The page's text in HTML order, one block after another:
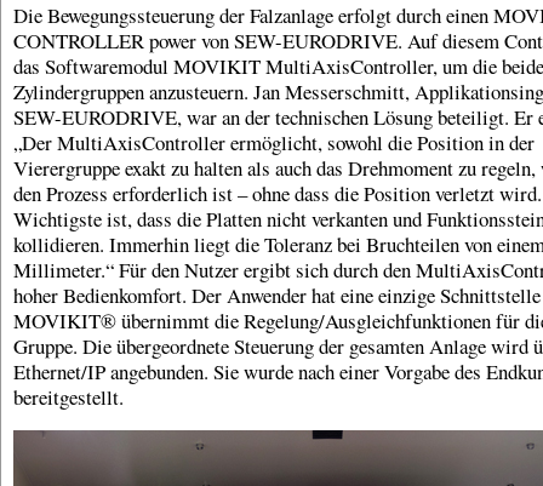
Die Bewegungssteuerung der Falzanlage erfolgt durch einen
CONTROLLER power von SEW-EURODRIVE. Auf diesem
das Softwaremodul MOVIKIT MultiAxisController, um die
Zylindergruppen anzusteuern. Jan Messerschmitt,
SEW-EURODRIVE, war an der technischen Lösung beteiligt. Er
„Der MultiAxisController ermöglicht, sowohl die Position in der
Vierergruppe exakt zu halten als auch das Drehmoment zu
den Prozess erforderlich ist – ohne dass die Position verletzt
Wichtigste ist, dass die Platten nicht verkanten und
kollidieren. Immerhin liegt die Toleranz bei Bruchteilen von
Millimeter.“ Für den Nutzer ergibt sich durch den
hoher Bedienkomfort. Der Anwender hat eine einzige
MOVIKIT® übernimmt die Regelung/Ausgleichfunktionen für
Gruppe. Die übergeordnete Steuerung der gesamten Anlage wird
Ethernet/IP angebunden. Sie wurde nach einer Vorgabe des
bereitgestellt.